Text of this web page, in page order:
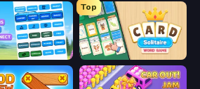
Associations - Word Connect
Top